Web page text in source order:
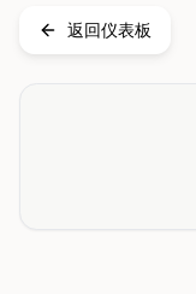
返回仪表板